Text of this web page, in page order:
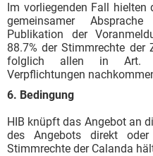
Im vorliegenden Fall
gemeinsamer
Publikation der
88.7% der Stimmrechte der
folglich allen in Art.
Verpflichtungen
6. Bedingung
HIB knüpft das Angebot an
des Angebots direkt
Stimmrechte der Calanda